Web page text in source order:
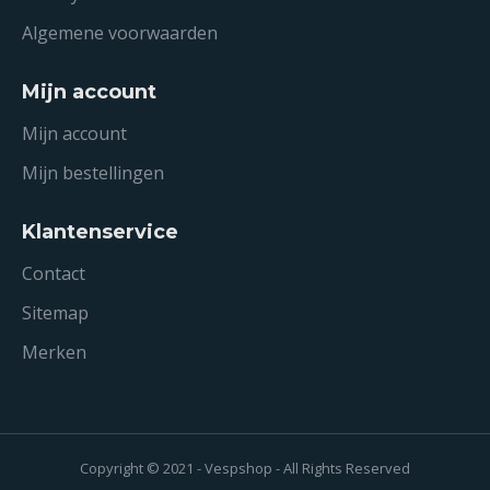
Algemene voorwaarden
Mijn account
Mijn account
Mijn bestellingen
Klantenservice
Contact
Sitemap
Merken
Copyright © 2021 - Vespshop - All Rights Reserved